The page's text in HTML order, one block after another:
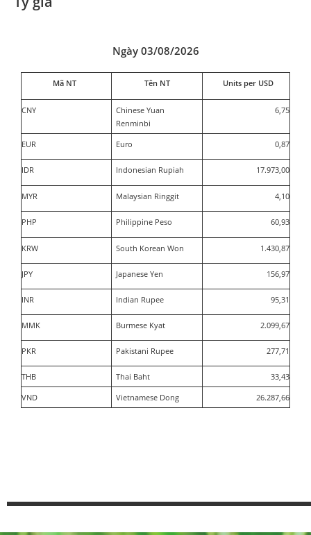
Ngày 03/08/2026
Mã NT Tên NT Units per USD
CNY
Chinese Yuan
Renminbi
6,75
EUR Euro 0,87
IDR Indonesian Rupiah 17.973,00
MYR Malaysian Ringgit 4,10
PHP Philippine Peso 60,93
KRW South Korean Won 1.430,87
JPY Japanese Yen 156,97
INR Indian Rupee 95,31
MMK Burmese Kyat 2.099,67
PKR Pakistani Rupee 277,71
THB Thai Baht
33,43
VND
Vietnamese Dong 26.287,66